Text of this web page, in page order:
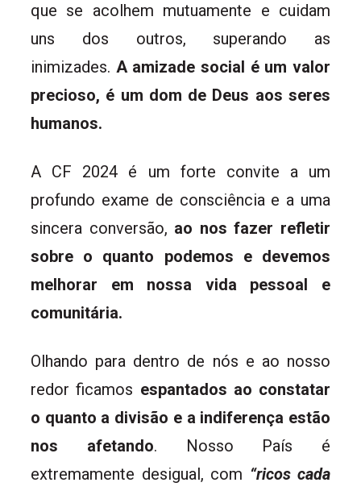
que se acolhem mutuamente e cuidam
uns dos outros, superando as
inimizades. A amizade social é um valor
precioso, é um dom de Deus aos seres
humanos.
A CF 2024 é um forte convite a um
profundo exame de consciência e a uma
sincera conversão, ao nos fazer refletir
sobre o quanto podemos e devemos
melhorar em nossa vida pessoal e
comunitária.
Olhando para dentro de nós e ao nosso
redor ficamos espantados ao constatar
o quanto a divisão e a indiferença estão
nos afetando. Nosso País é
extremamente desigual, com “ricos cada